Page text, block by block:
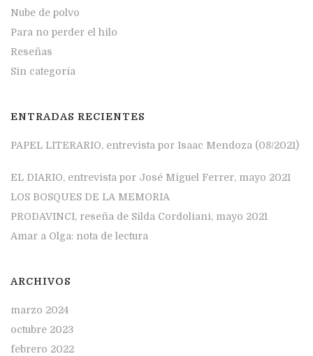
Nube de polvo
Para no perder el hilo
Reseñas
Sin categoría
ENTRADAS RECIENTES
PAPEL LITERARIO, entrevista por Isaac Mendoza (08/2021)
EL DIARIO, entrevista por José Miguel Ferrer, mayo 2021
LOS BOSQUES DE LA MEMORIA
PRODAVINCI, reseña de Silda Cordoliani, mayo 2021
Amar a Olga: nota de lectura
ARCHIVOS
marzo 2024
octubre 2023
febrero 2022